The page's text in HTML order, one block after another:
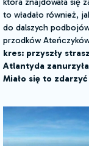
to władało również,
do dalszych
przodków
kres: przyszły
Atlantyda
Miało się to